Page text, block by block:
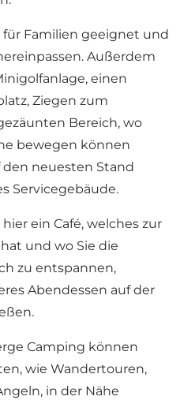
Familien geeignet und
Außerdem
einen
Ziegen zum
Bereich, wo
bewegen können
neuesten Stand
Servicegebäude.
ein Café, welches zur
und wo Sie die
zu entspannen,
Abendessen auf der
Camping können
wie Wandertouren,
in der Nähe